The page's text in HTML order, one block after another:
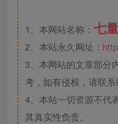
1、本网站名称： 七
2、本站永久网址：
3、本网站的文章部分
考，如有侵权，请联系
4、本站一切资源不代
其真实性负责。